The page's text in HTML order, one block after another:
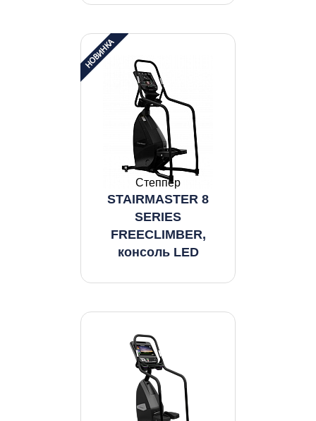
Степпер
STAIRMASTER 8
SERIES
FREECLIMBER,
консоль LED